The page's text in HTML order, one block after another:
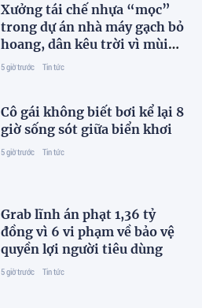
Xưởng tái chế nhựa “mọc”
trong dự án nhà máy gạch bỏ
hoang, dân kêu trời vì mùi
hôi
5 giờ trước Tin tức
Cô gái không biết bơi kể lại 8
giờ sống sót giữa biển khơi
5 giờ trước Tin tức
Grab lĩnh án phạt 1,36 tỷ
đồng vì 6 vi phạm về bảo vệ
quyền lợi người tiêu dùng
5 giờ trước Tin tức